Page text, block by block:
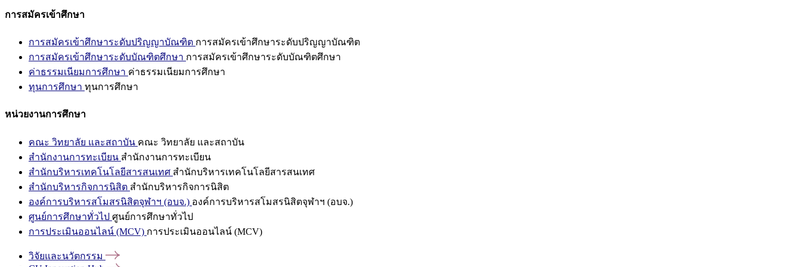
การสมัครเข้าศึกษา
การสมัครเข้าศึกษาระดับปริญญาบัณฑิต การสมัครเข้าศึกษาระดับปริญญาบัณฑิต
การสมัครเข้าศึกษาระดับบัณฑิตศึกษา การสมัครเข้าศึกษาระดับบัณฑิตศึกษา
ค่าธรรมเนียมการศึกษา ค่าธรรมเนียมการศึกษา
ทุนการศึกษา ทุนการศึกษา
หน่วยงานการศึกษา
คณะ วิทยาลัย และสถาบัน คณะ วิทยาลัย และสถาบัน
สำนักงานการทะเบียน สำนักงานการทะเบียน
สำนักบริหารเทคโนโลยีสารสนเทศ สำนักบริหารเทคโนโลยีสารสนเทศ
สำนักบริหารกิจการนิสิต สำนักบริหารกิจการนิสิต
องค์การบริหารสโมสรนิสิตจุฬาฯ (อบจ.) องค์การบริหารสโมสรนิสิตจุฬาฯ (อบจ.)
ศูนย์การศึกษาทั่วไป ศูนย์การศึกษาทั่วไป
การประเมินออนไลน์ (MCV) การประเมินออนไลน์ (MCV)
วิจัยและนวัตกรรม